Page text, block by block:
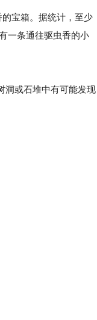
宝箱。据统计，至少
一条通往驱虫香的小
洞或石堆中有可能发现